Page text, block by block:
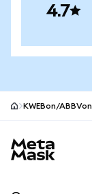
4.7
KWEBon/ABBVon